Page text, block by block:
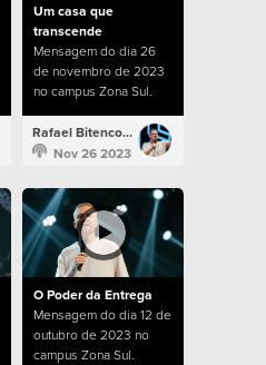
Um casa que
transcende
Mensagem do dia 26
de novembro de 2023
no campus Zona Sul.
Rafael Bitencourt
Nov 26 2023
O Poder da Entrega
Mensagem do dia 12 de
outubro de 2023 no
campus Zona Sul.